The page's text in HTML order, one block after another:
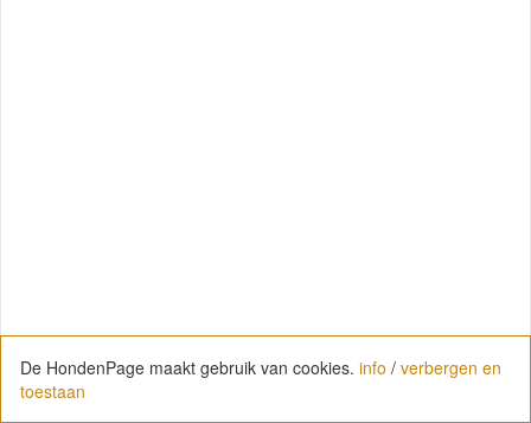
De HondenPage maakt gebruik van cookies. info / verbergen en
toestaan